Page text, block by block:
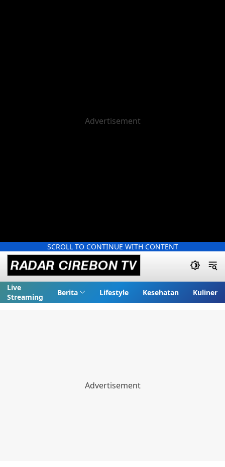
SCROLL TO CONTINUE WITH CONTENT
Live
Streaming
Berita Lifestyle Kesehatan Kuliner